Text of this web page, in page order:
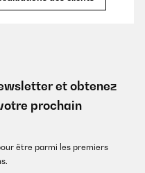
et obtenez
prochain
être parmi les premiers